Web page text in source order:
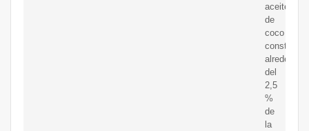
aceite
de
coco
constituye
alrededor
del
2,5
%
de
la